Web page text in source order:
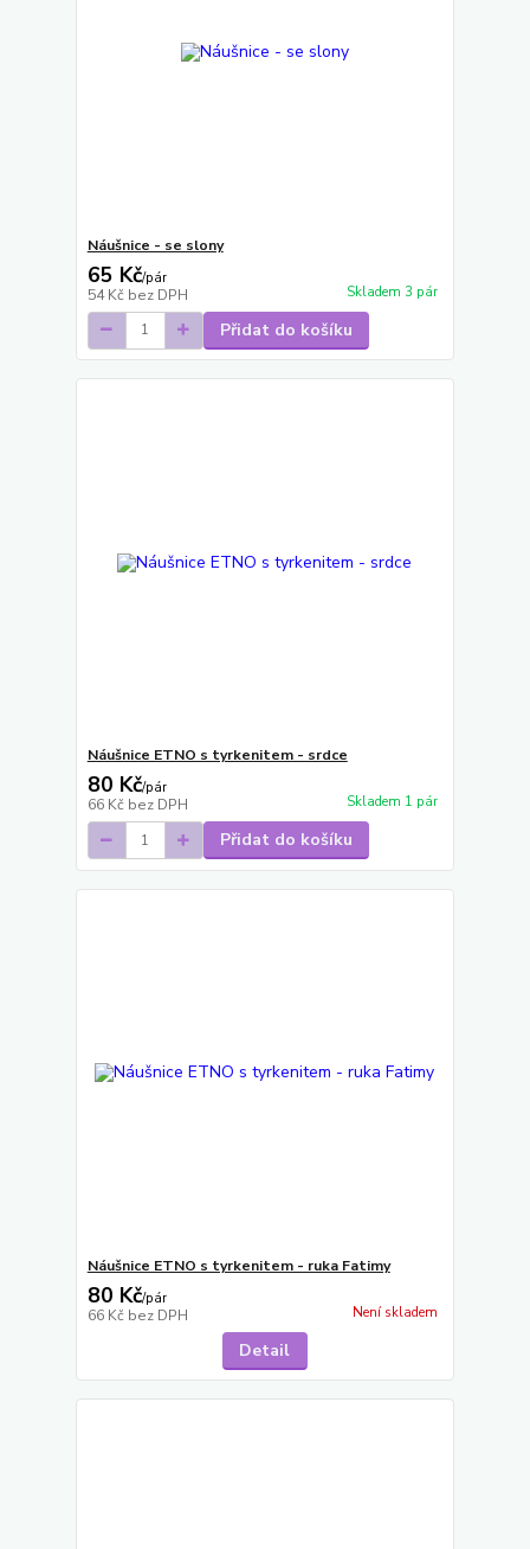
Náušnice - se slony
65 Kč/pár
54 Kč bez DPH Skladem 3 pár
Přidat do košíku
Náušnice ETNO s tyrkenitem - srdce
80 Kč/pár
66 Kč bez DPH Skladem 1 pár
Přidat do košíku
Náušnice ETNO s tyrkenitem - ruka Fatimy
80 Kč/pár
66 Kč bez DPH Není skladem
Detail